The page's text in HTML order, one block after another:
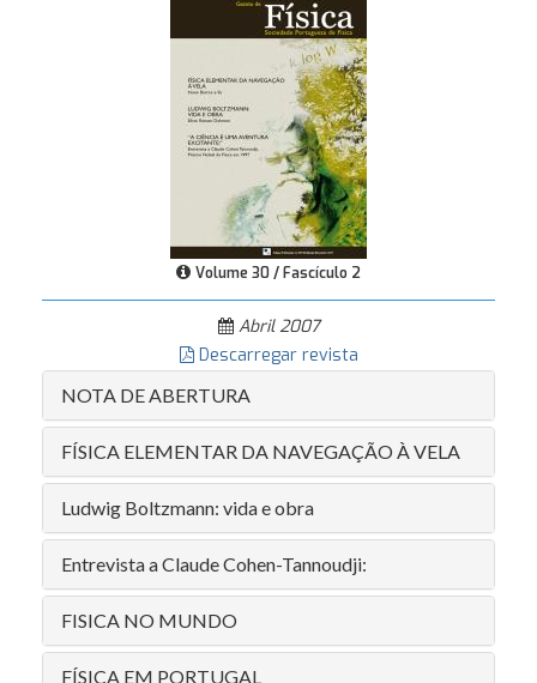
Volume 30 / Fascículo 2
Abril 2007
Descarregar revista
NOTA DE ABERTURA
FÍSICA ELEMENTAR DA NAVEGAÇÃO À VELA
Ludwig Boltzmann: vida e obra
Entrevista a Claude Cohen-Tannoudji:
FISICA NO MUNDO
FÍSICA EM PORTUGAL